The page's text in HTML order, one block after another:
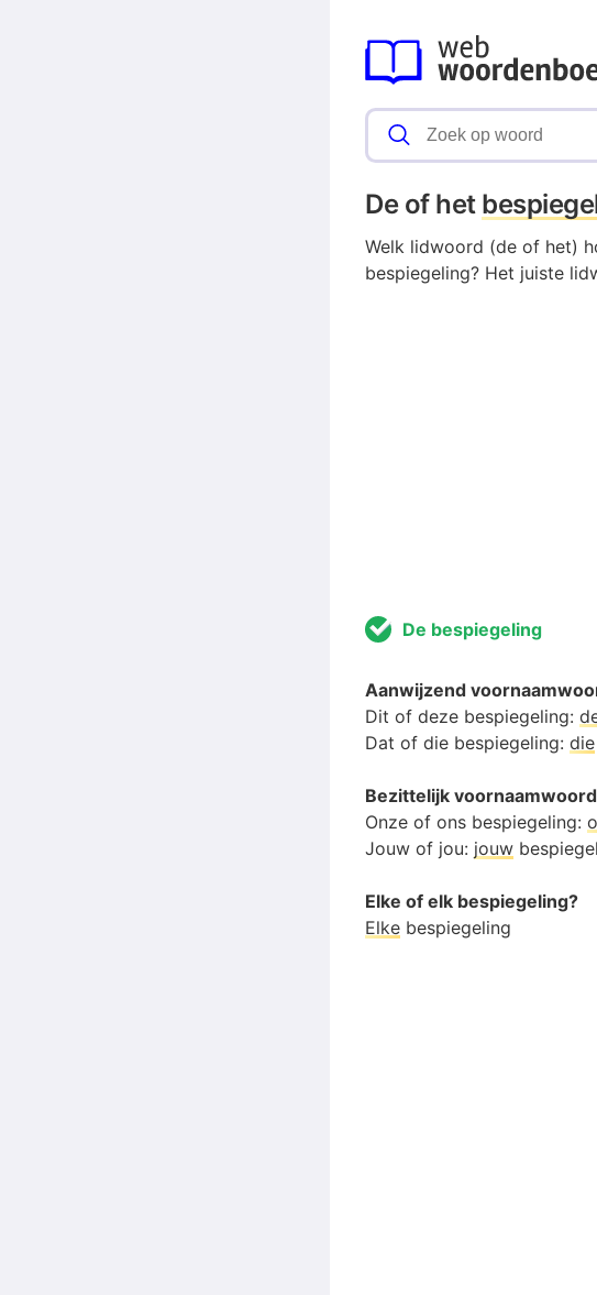
De of het
Welk lidwoord (de of het)
bespiegeling? Het juiste
De bespiegeling
Aanwijzend
Dit of deze bespiegeling:
Dat of die bespiegeling: die
Bezittelijk
Onze of ons bespiegeling:
Jouw of jou: jouw
Elke of elk bespiegeling?
Elke bespiegeling